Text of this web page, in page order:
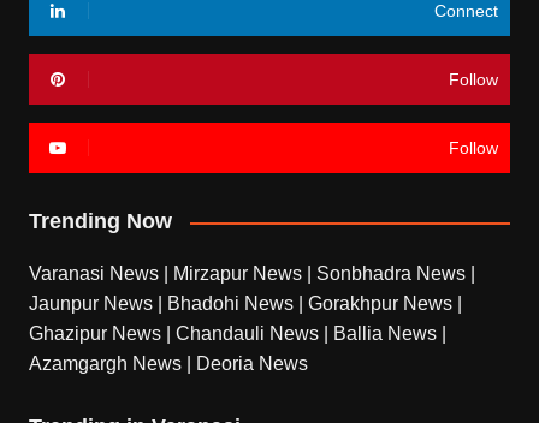
Connect
Follow
Follow
Trending Now
Varanasi News Mirzapur News Sonbhadra News
Jaunpur News
Bhadohi News Gorakhpur News
Ghazipur News
Chandauli News Ballia News
Azamgargh News
Deoria News